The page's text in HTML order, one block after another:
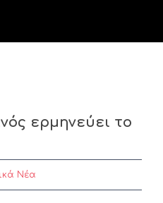
ερμηνεύει τo
Νέα